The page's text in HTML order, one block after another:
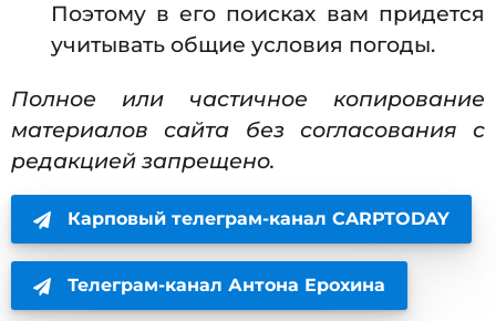
Поэтому в его поисках вам придется
учитывать общие условия погоды.
Полное или частичное копирование
материалов сайта без согласования с
редакцией запрещено.
Карповый телеграм-канал CARPTODAY
Телеграм-канал Антона Ерохина